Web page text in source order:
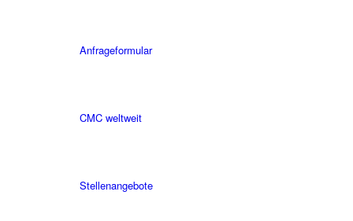
Anfrageformular
CMC weltweit
Stellenangebote